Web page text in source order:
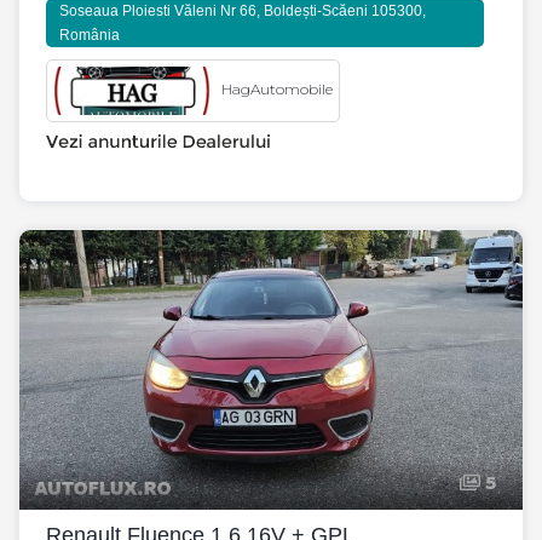
Soseaua Ploiesti Văleni Nr 66, Boldești-Scăeni 105300,
România
HagAutomobile
5
Renault Fluence 1.6 16V + GPL